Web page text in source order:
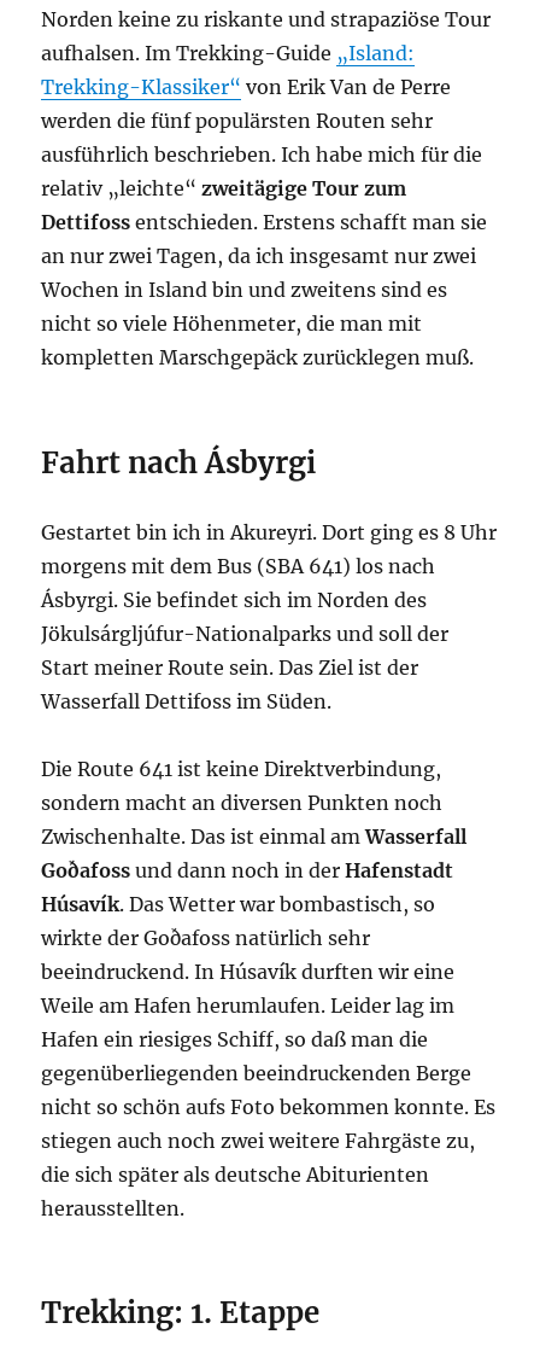
Norden keine zu riskante und strapaziöse Tour
aufhalsen. Im Trekking-Guide „Island:
Trekking-Klassiker“ von Erik Van de Perre
werden die fünf populärsten Routen sehr
ausführlich beschrieben. Ich habe mich für die
relativ „leichte“zweitägige Tour zum
Dettifoss entschieden. Erstens schafft man sie
an nur zwei Tagen, da ich insgesamt nur zwei
Wochen in Island bin und zweitens sind es
nicht so viele Höhenmeter, die man mit
kompletten Marschgepäck zurücklegen muß.
Fahrt nach Ásbyrgi
Gestartet bin ich in Akureyri. Dort ging es 8 Uhr
morgens mit dem Bus (SBA 641) los nach
Ásbyrgi. Sie befindet sich im Norden des
Jökulsárgljúfur-Nationalparks und soll der
Start meiner Route sein. Das Ziel ist der
Wasserfall Dettifoss im Süden.
Die Route 641 ist keine Direktverbindung,
sondern macht an diversen Punkten noch
Zwischenhalte. Das ist einmal amWasserfall
Goðafoss und dann noch in derHafenstadt
Húsavík. Das Wetter war bombastisch, so
wirkte der Goðafoss natürlich sehr
beeindruckend. In Húsavík durften wir eine
Weile am Hafen herumlaufen. Leider lag im
Hafen ein riesiges Schiff, so daß man die
gegenüberliegenden beeindruckenden Berge
nicht so schön aufs Foto bekommen konnte. Es
stiegen auch noch zwei weitere Fahrgäste zu,
die sich später als deutsche Abiturienten
herausstellten.
Trekking: 1. Etappe